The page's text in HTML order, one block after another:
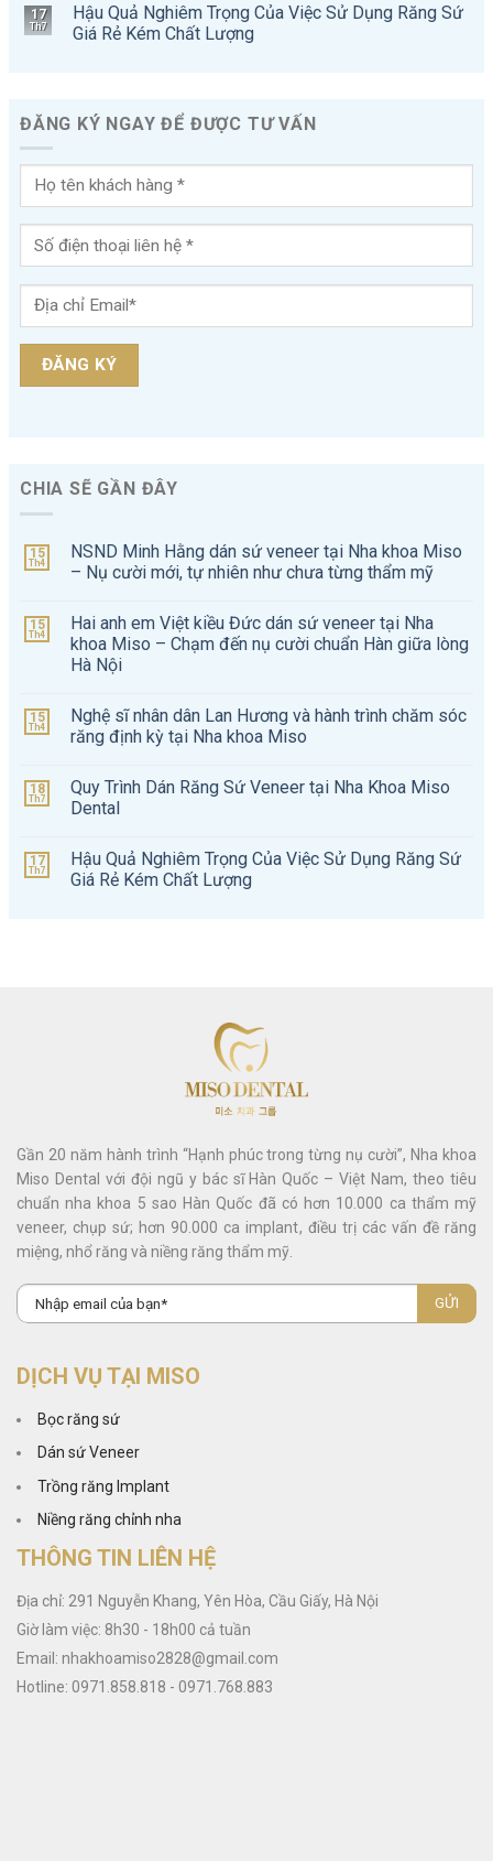
17
Th7
Hậu Quả Nghiêm Trọng Của Việc Sử Dụng Răng Sứ
Giá Rẻ Kém Chất Lượng
ĐĂNG KÝ NGAY ĐỂ ĐƯỢC TƯ VẤN
CHIA SẼ GẦN ĐÂY
15
Th4
NSND Minh Hằng dán sứ veneer tại Nha khoa Miso
– Nụ cười mới, tự nhiên như chưa từng thẩm mỹ
15
Th4
Hai anh em Việt kiều Đức dán sứ veneer tại Nha
khoa Miso – Chạm đến nụ cười chuẩn Hàn giữa lòng
Hà Nội
15
Th4
Nghệ sĩ nhân dân Lan Hương và hành trình chăm sóc
răng định kỳ tại Nha khoa Miso
18
Th7
Quy Trình Dán Răng Sứ Veneer tại Nha Khoa Miso
Dental
17
Th7
Hậu Quả Nghiêm Trọng Của Việc Sử Dụng Răng Sứ
Giá Rẻ Kém Chất Lượng
Gần 20 năm hành trình “Hạnh phúc trong từng nụ cười”, Nha khoa
Miso Dental với đội ngũ y bác sĩ Hàn Quốc – Việt Nam, theo tiêu
chuẩn nha khoa 5 sao Hàn Quốc đã có hơn 10.000 ca thẩm mỹ
veneer, chụp sứ; hơn 90.000 ca implant, điều trị các vấn đề răng
miệng, nhổ răng và niềng răng thẩm mỹ.
DỊCH VỤ TẠI MISO
Bọc răng sứ
Dán sứ Veneer
Trồng răng Implant
Niềng răng chỉnh nha
THÔNG TIN LIÊN HỆ
Địa chỉ: 291 Nguyễn Khang, Yên Hòa, Cầu Giấy, Hà Nội
Giờ làm việc: 8h30 - 18h00 cả tuần
Email: nhakhoamiso2828@gmail.com
Hotline: 0971.858.818 - 0971.768.883